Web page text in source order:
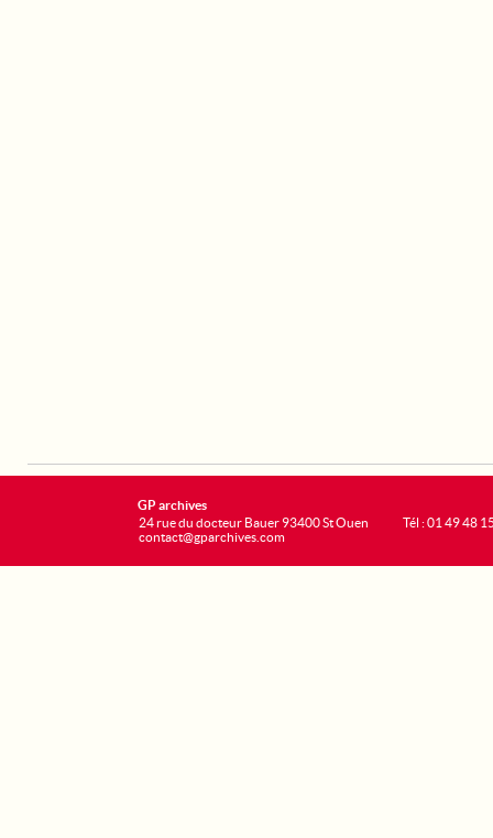
GP archives
24 rue du docteur Bauer 93400 St Ouen
contact@gparchives.com
Tél : 01 49 48